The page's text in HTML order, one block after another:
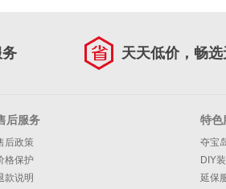
天天低价，畅
后服务
后政策
格保护
款说明
特色
夺宝
DIY
延保